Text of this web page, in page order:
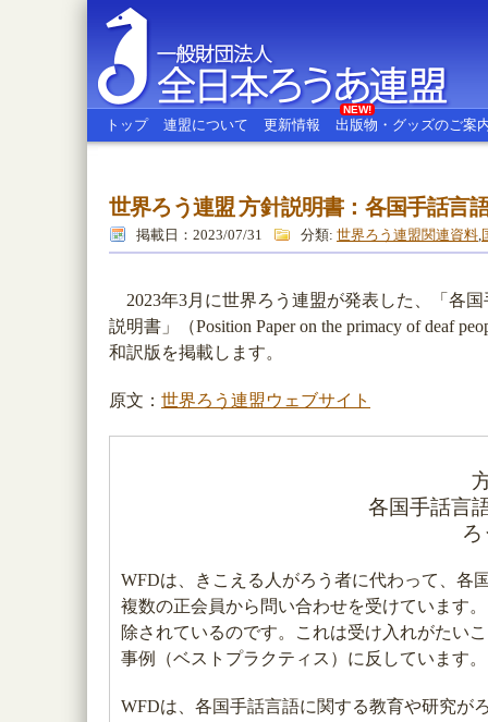
全日本ろうあ連盟
トップ 連盟について 更新情報 出版物・グッズのご案
NEW!
世界ろう連盟 方針説明書：各国手話言
掲載日：2023/07/31 分類: 世界ろう連盟関連資料,
2023年3月に世界ろう連盟が発表した、「各
説明書」（Position Paper on the primacy of deaf
和訳版を掲載します。
原文： 世界ろう連盟ウェブサイト
各国手話言
WFDは、きこえる人がろう者に代わって、各
複数の正会員から問い合わせを受けています
除されているのです。これは受け入れがたい
事例（ベストプラクティス）に反しています。
WFDは、各国手話言語に関する教育や研究が